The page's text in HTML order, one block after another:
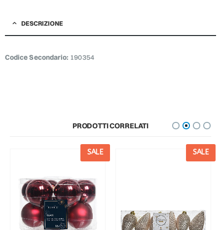
DESCRIZIONE
Codice Secondario: 190354
PRODOTTI CORRELATI
SALE SALE